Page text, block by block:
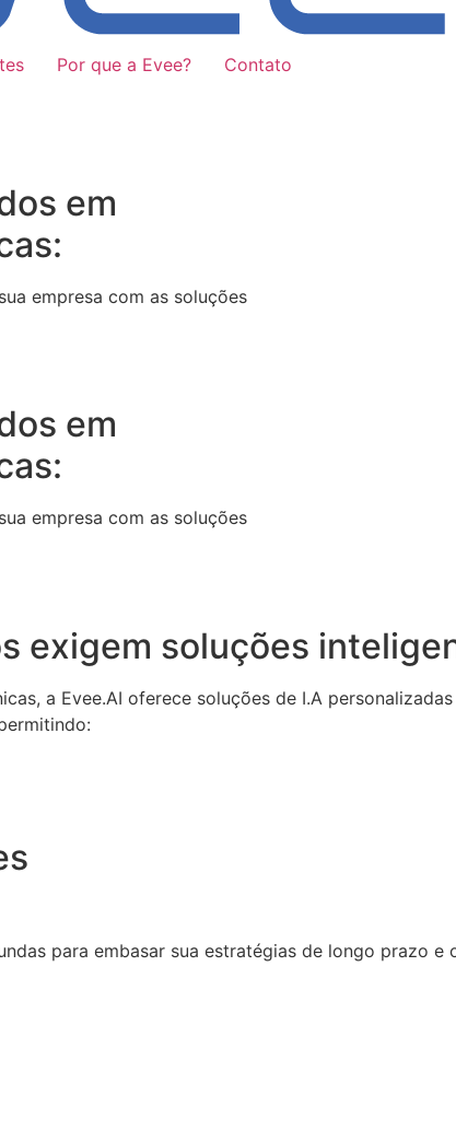
Por que a Evee? Contato
em
empresa com as soluções
em
empresa com as soluções
exigem soluções
a Evee.AI oferece soluções de I.A
para embasar sua estratégias de longo prazo e